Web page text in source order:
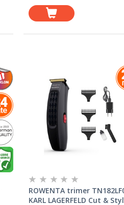
ROWENTA trimer
KARL LAGERFELD Cut &